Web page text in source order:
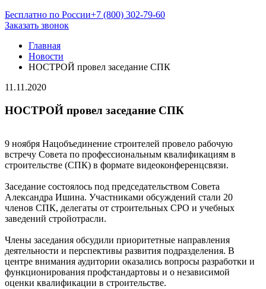
Бесплатно по России+7 (800) 302-79-60
Заказать звонок
Главная
Новости
НОСТРОЙ провел заседание СПК
11.11.2020
НОСТРОЙ провел заседание СПК
9 ноября Нацобъединение строителей провело рабочую
встречу Совета по профессиональным квалификациям в
строительстве (СПК) в формате видеоконференцсвязи.
Заседание состоялось под председательством Совета
Александра Ишина. Участниками обсуждений стали 20
членов СПК, делегаты от строительных СРО и учебных
заведений стройотрасли.
Члены заседания обсудили приоритетные направления
деятельности и перспективы развития подразделения. В
центре внимания аудитории оказались вопросы разработки и
функционирования профстандартовы и о независимой
оценки квалификации в строительстве.